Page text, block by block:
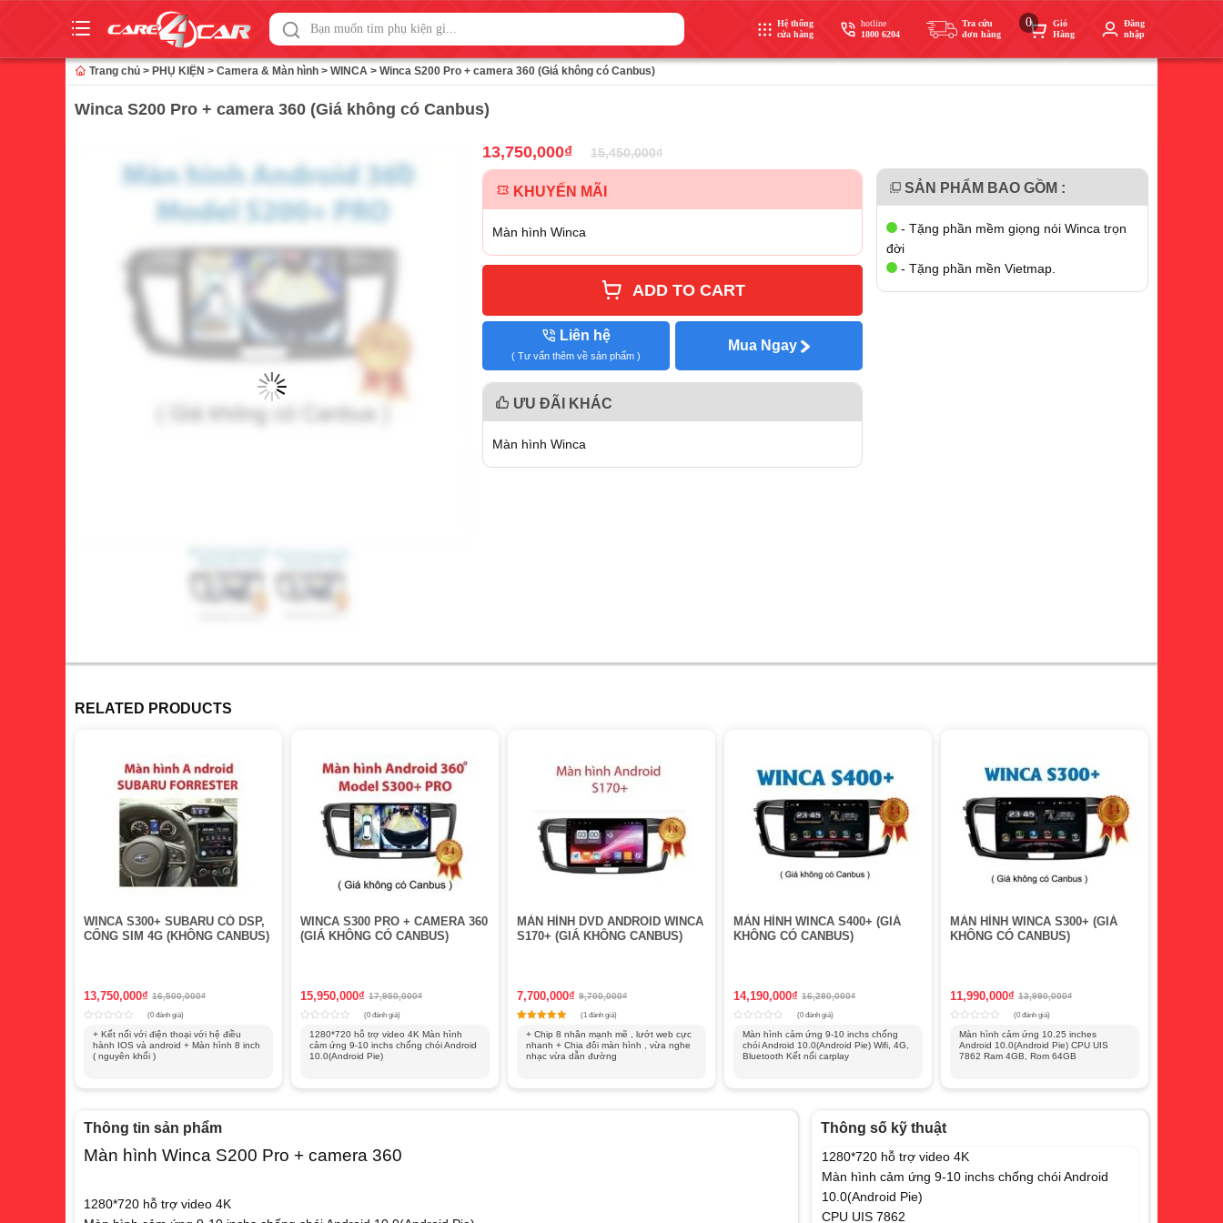
Hệ thống
cửa hàng
hotline
1800 6204
Tra cứu
đơn hàng
0
Giỏ
Hàng
Đăng
nhập
Trang chủ > PHỤ KIỆN > Camera & Màn hình > WINCA > Winca S200 Pro + camera 360 (Giá không có Canbus)
Winca S200 Pro + camera 360 (Giá không có Canbus)
13,750,000₫ 15,450,000₫
KHUYẾN MÃI
Màn hình Winca
ADD TO CART
Liên hệ
( Tư vấn thêm về sản phẩm )
Mua Ngay
ƯU ĐÃI KHÁC
Màn hình Winca
SẢN PHẨM BAO GỒM :
- Tặng phần mềm giọng nói Winca trọn
đời
- Tặng phần mền Vietmap.
RELATED PRODUCTS
WINCA S300+ SUBARU CÓ DSP,
CỔNG SIM 4G (KHÔNG CANBUS)
13,750,000₫ 16,500,000₫
out
(0 đánh giá)
+ Kết nối với điện thoại với hệ điều
hành IOS và android + Màn hình 8 inch
( nguyên khối )
WINCA S300 PRO + CAMERA 360
(GIÁ KHÔNG CÓ CANBUS)
15,950,000₫ 17,950,000₫
out
(0 đánh giá)
1280*720 hỗ trợ video 4K Màn hình
cảm ứng 9-10 inchs chống chói Android
10.0(Android Pie)
MÀN HÌNH DVD ANDROID WINCA
S170+ (GIÁ KHÔNG CANBUS)
7,700,000₫ 9,700,000₫
5
out of 5 based oncustomer rating
(1 đánh giá)
+ Chip 8 nhân mạnh mẽ , lướt web cực
nhanh + Chia đôi màn hình , vừa nghe
nhạc vừa dẫn đường
MÀN HÌNH WINCA S400+ (GIÁ
KHÔNG CÓ CANBUS)
14,190,000₫ 16,290,000₫
Rated
out
(0 đánh giá)
Màn hình cảm ứng 9-10 inchs chống
chói Android 10.0(Android Pie) Wifi, 4G,
Bluetooth Kết nối carplay
MÀN HÌNH WINCA S300+ (GIÁ
KHÔNG CÓ CANBUS)
11,990,000₫ 13,990,000₫
Rated
out
(0 đánh giá)
Màn hình cảm ứng 10.25 inches
Android 10.0(Android Pie) CPU UIS
7862 Ram 4GB, Rom 64GB
Thông tin sản phẩm
Màn hình Winca S200 Pro + camera 360
1280*720 hỗ trợ video 4K
Thông số kỹ thuật
1280*720 hỗ trợ video 4K
Màn hình cảm ứng 9-10 inchs chống chói Android
10.0(Android Pie)
CPU UIS 7862